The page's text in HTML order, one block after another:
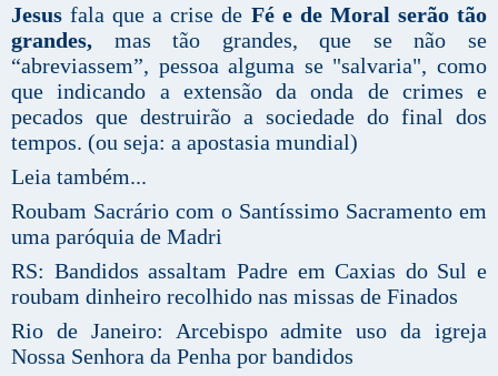
Jesus fala que a crise de Fé e de Moral serão tão
grandes, mas tão grandes, que se não se
“abreviassem”, pessoa alguma se "salvaria", como
que indicando a extensão da onda de crimes e
pecados que destruirão a sociedade do final dos
tempos. (ou seja: a apostasia mundial)
Leia também...
Roubam Sacrário com o Santíssimo Sacramento em
uma paróquia de Madri
RS: Bandidos assaltam Padre em Caxias do Sul e
roubam dinheiro recolhido nas missas de Finados
Rio de Janeiro: Arcebispo admite uso da igreja
Nossa Senhora da Penha por bandidos